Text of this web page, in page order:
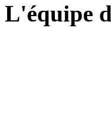
L'équipe